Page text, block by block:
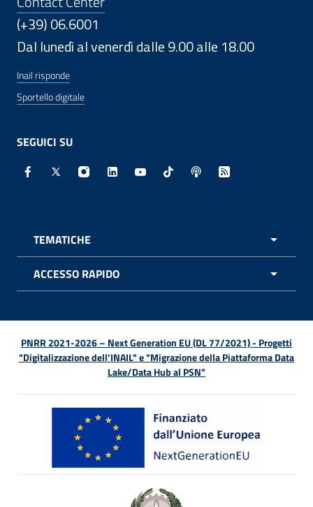
(+39) 06.6001
Dal lunedì al venerdì dalle 9.00 alle 18.00
Inail risponde
Sportello digitale
SEGUICI SU
Facebook - Sito esterno - Apertura in nuova finestra
X - Sito esterno - Apertura in nuova finestra
Instagram - Sito esterno - Apertura in
Linkedin - Sito esterno - Apertura in
Youtube - Sito esterno -
TikTok - Sito esterno -
Spreaker - Sito
Feed RSS -
TEMATICHE
ACCESSO RAPIDO
PNRR 2021-2026 – Next Generation EU (DL 77/2021) - Progetti
"Digitalizzazione dell’INAIL" e "Migrazione della Piattaforma Data
Lake/Data Hub al PSN"